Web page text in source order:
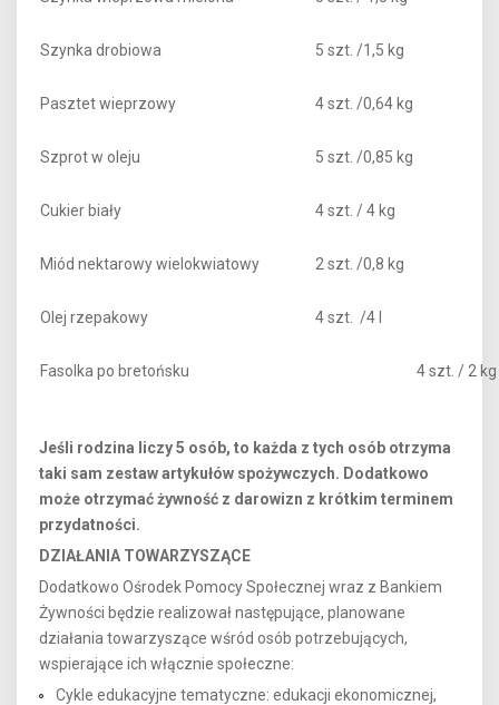
Szynka drobiowa 5 szt. /1,5 kg
Pasztet wieprzowy 4 szt. /0,64 kg
Szprot w oleju 5 szt. /0,85 kg
Cukier biały 4 szt. / 4 kg
Miód nektarowy wielokwiatowy 2 szt. /0,8 kg
Olej rzepakowy 4 szt. /4 l
Fasolka po bretońsku 4 szt. / 2 kg
Jeśli rodzina liczy 5 osób, to każda z tych osób otrzyma
taki sam zestaw artykułów spożywczych. Dodatkowo
może otrzymać żywność z darowizn z krótkim terminem
przydatności.
DZIAŁANIA TOWARZYSZĄCE
Dodatkowo Ośrodek Pomocy Społecznej wraz z Bankiem
Żywności będzie realizował następujące, planowane
działania towarzyszące wśród osób potrzebujących,
wspierające ich włącznie społeczne:
Cykle edukacyjne tematyczne: edukacji ekonomicznej,